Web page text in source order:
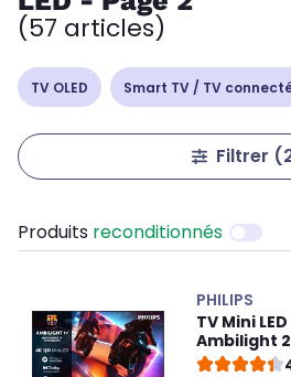
(57 articles)
TV OLED Smart TV / TV
Filtrer
Produits reconditionnés
PHILIPS
TV Mini LED
Ambilight